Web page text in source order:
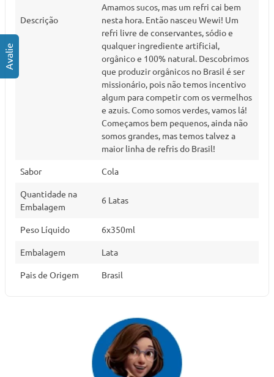
Descrição
Amamos sucos, mas um refri cai bem
nesta hora. Então nasceu Wewi! Um
refri livre de conservantes, sódio e
qualquer ingrediente artificial,
orgânico e 100% natural. Descobrimos
que produzir orgânicos no Brasil é ser
missionário, pois não temos incentivo
algum para competir com os vermelhos
e azuis. Como somos verdes, vamos lá!
Começamos bem pequenos, ainda não
somos grandes, mas temos talvez a
maior linha de refris do Brasil!
Sabor Cola
Quantidade na
Embalagem
6 Latas
Peso Líquido 6x350ml
Embalagem Lata
Pais de Origem Brasil